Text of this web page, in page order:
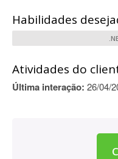
Habilidades
Atividades do
Última interação: 26/04/